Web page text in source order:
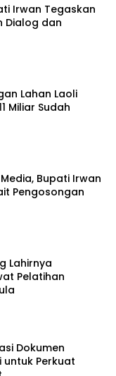
Irwan Tegaskan
Dialog dan
Lahan Laoli
Miliar Sudah
Bupati Irwan
Pengosongan
Lahirnya
Pelatihan
Dokumen
untuk Perkuat